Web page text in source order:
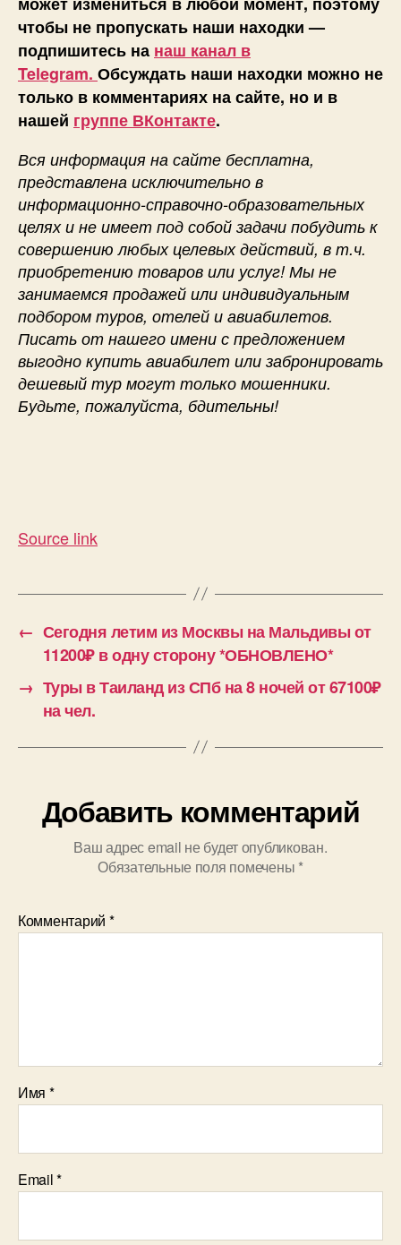
чтобы не пропускать наши находки —
подпишитесь на наш канал в
Telegram. Обсуждать наши находки можно не
только в комментариях на сайте, но и в
нашей группе ВКонтакте.
Вся информация на сайте бесплатна,
представлена исключительно в
информационно-справочно-образовательных
целях и не имеет под собой задачи побудить к
совершению любых целевых действий, в т.ч.
приобретению товаров или услуг! Мы не
занимаемся продажей или индивидуальным
подбором туров, отелей и авиабилетов.
Писать от нашего имени с предложением
выгодно купить авиабилет или забронировать
дешевый тур могут только мошенники.
Будьте, пожалуйста, бдительны!
Source link
← Сегодня летим из Москвы на Мальдивы от
11200₽ в одну сторону *ОБНОВЛЕНО*
→ Туры в Таиланд из СПб на 8 ночей от 67100₽
на чел.
Добавить комментарий
Ваш адрес email не будет опубликован.
Обязательные поля помечены *
Комментарий *
Имя *
Email*